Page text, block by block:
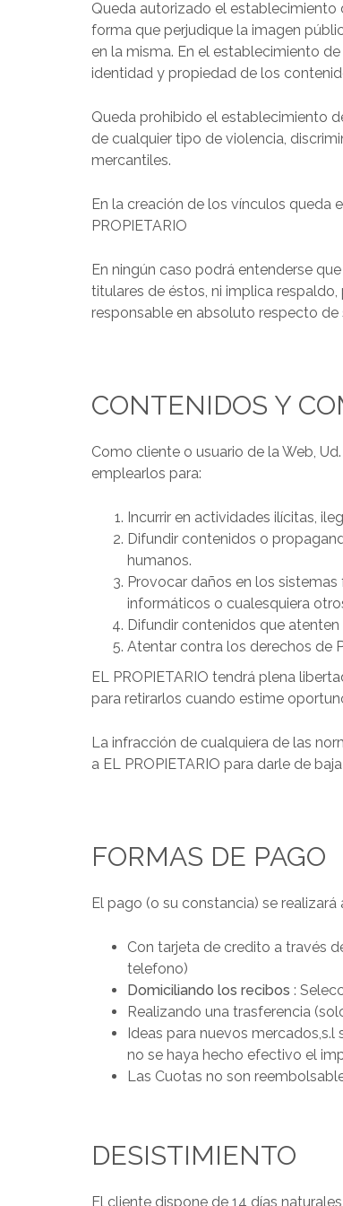
Queda autorizado el establecimiento
forma que perjudique la imagen
en la misma. En el establecimiento
identidad y propiedad de los
Queda prohibido el establecimiento
de cualquier tipo de violencia,
mercantiles.
En la creación de los vínculos queda
PROPIETARIO
En ningún caso podrá entenderse
titulares de éstos, ni implica
responsable en absoluto respecto
CONTENIDOS Y
Como cliente o usuario de la Web,
emplearlos para:
Incurrir en actividades ilícitas,
Difundir contenidos o
humanos.
Provocar daños en los
informáticos o cualesquiera
Difundir contenidos que
Atentar contra los derechos de
EL PROPIETARIO tendrá plena
para retirarlos cuando estime
La infracción de cualquiera de las
a EL PROPIETARIO para darle de
FORMAS DE PAGO
El pago (o su constancia) se
Con tarjeta de credito a través
telefono)
Domiciliando los recibos :
Realizando una trasferencia
Ideas para nuevos
no se haya hecho efectivo el
Las Cuotas no son
DESISTIMIENTO
El cliente dispone de 14 días